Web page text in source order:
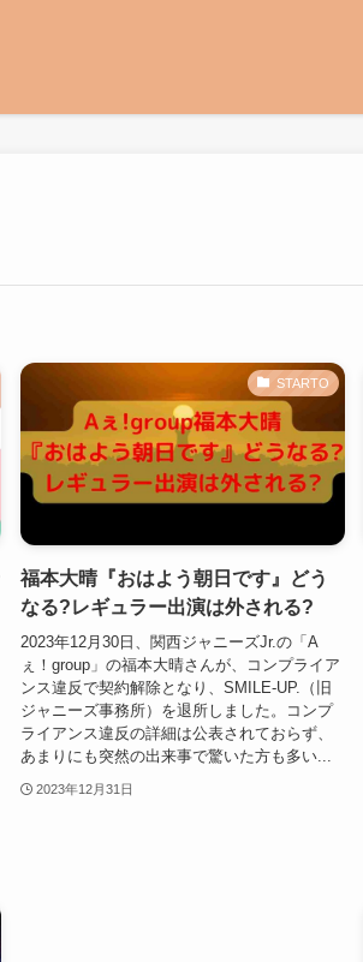
STARTO
福本大晴『おはよう朝日です』どう
なる?レギュラー出演は外される?
2023年12月30日、関西ジャニーズJr.の「A
ぇ！group」の福本大晴さんが、コンプライア
ンス違反で契約解除となり、SMILE-UP.（旧
ジャニーズ事務所）を退所しました。コンプ
ライアンス違反の詳細は公表されておらず、
あまりにも突然の出来事で驚いた方も多い...
2023年12月31日